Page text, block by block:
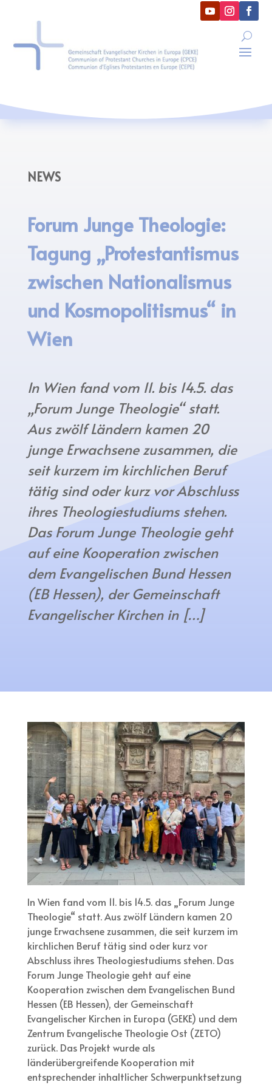
NEWS
Forum Junge Theologie:
Tagung „Protestantismus
zwischen Nationalismus
und Kosmopolitismus“ in
Wien
In Wien fand vom 11. bis 14.5. das
„Forum Junge Theologie“ statt.
Aus zwölf Ländern kamen 20
junge Erwachsene zusammen, die
seit kurzem im kirchlichen Beruf
tätig sind oder kurz vor Abschluss
ihres Theologiestudiums stehen.
Das Forum Junge Theologie geht
auf eine Kooperation zwischen
dem Evangelischen Bund Hessen
(EB Hessen), der Gemeinschaft
Evangelischer Kirchen in […]
In Wien fand vom 11. bis 14.5. das „Forum Junge
Theologie“ statt. Aus zwölf Ländern kamen 20
junge Erwachsene zusammen, die seit kurzem im
kirchlichen Beruf tätig sind oder kurz vor
Abschluss ihres Theologiestudiums stehen. Das
Forum Junge Theologie geht auf eine
Kooperation zwischen dem Evangelischen Bund
Hessen (EB Hessen), der Gemeinschaft
Evangelischer Kirchen in Europa (GEKE) und dem
Zentrum Evangelische Theologie Ost (ZETO)
zurück. Das Projekt wurde als
länderübergreifende Kooperation mit
entsprechender inhaltlicher Schwerpunktsetzung